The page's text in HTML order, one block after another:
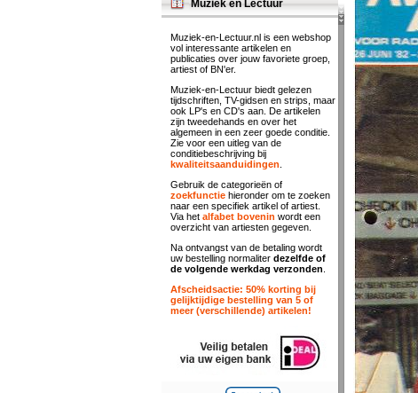
Muziek en Lectuur
Muziek-en-Lectuur.nl is een webshop
vol interessante artikelen en
publicaties over jouw favoriete groep,
artiest of BN'er.
Muziek-en-Lectuur biedt gelezen
tijdschriften, TV-gidsen en strips, maar
ook LP's en CD's aan. De artikelen
zijn tweedehands en over het
algemeen in een zeer goede conditie.
Zie voor een uitleg van de
conditiebeschrijving bij
kwaliteitsaanduidingen
Gebruik de categorieën of
zoekfunctie hieronder om te zoeken
naar een specifiek artikel of artiest.
Via het alfabet bovenin wordt een
overzicht van artiesten gegeven.
Na ontvangst van de betaling wordt
uw bestelling normaliter dezelfde of
de volgende werkdag verzonden
Afscheidsactie: 50% korting bij
gelijktijdige bestelling van 5 of
meer (verschillende) artikelen!